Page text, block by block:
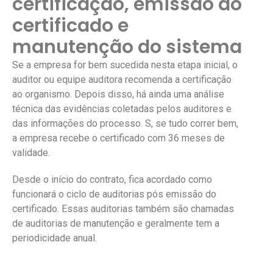
certificado e
manutenção do sistema
Se a empresa for bem sucedida nesta etapa inicial, o
auditor ou equipe auditora recomenda a certificação
ao organismo. Depois disso, há ainda uma análise
técnica das evidências coletadas pelos auditores e
das informações do processo. S, se tudo correr bem,
a empresa recebe o certificado com 36 meses de
validade.
Desde o início do contrato, fica acordado como
funcionará o ciclo de auditorias pós emissão do
certificado. Essas auditorias também são chamadas
de auditorias de manutenção e geralmente tem a
periodicidade anual.